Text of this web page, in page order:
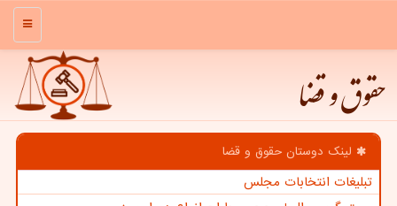
منو
حقوق و قضا
لینک دوستان حقوق و قضا
تبلیغات انتخابات مجلس